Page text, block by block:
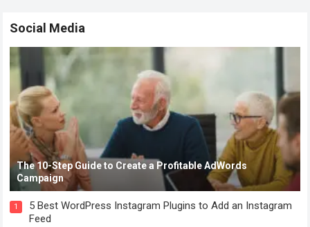
Social Media
The 10-Step Guide to Create a Profitable AdWords
Campaign
1
5 Best WordPress Instagram Plugins to Add an Instagram
Feed